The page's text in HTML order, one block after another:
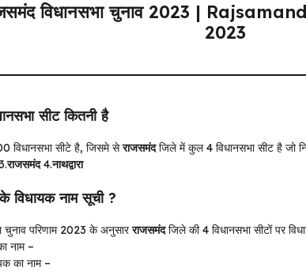
विधानसभा चुनाव 2023 |
2023
सीट कितनी है
विधानसभा सीटे है, जिसमे सेराजसमंदजिले में कुल 4 विधानसभा सीट है जो
राजसमंद4.नाथद्वारा
विधायक नाम सूची ?
चुनाव परिणाम 2023 के अनुसारराजसमंदजिले की 4 विधानसभा सीटों पर
नाम –
का नाम –